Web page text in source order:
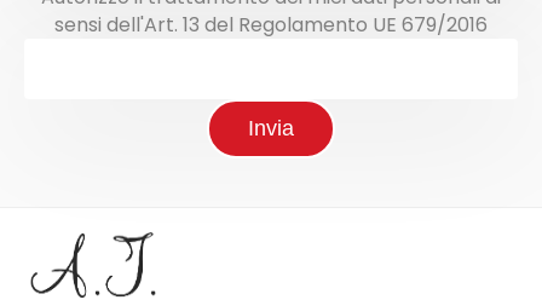
sensi dell'Art. 13 del Regolamento UE 679/2016
Invia